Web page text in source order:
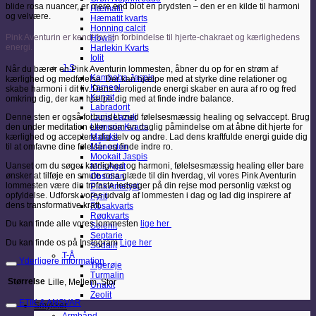
Hæmatit
Hæmatit kvarts
Honning calcit
Howlit
Harlekin Kvarts
Iolit
J-S
Kambaba Jaspis
Karneol
Kunzit
Labradorit
Lapis Lazuli
Lemuria Kvarts
Malakit
Månesten
Mookait Jaspis
Mos Agat
Obsidian
Pink Ametyst
Pyrit
Rosakvarts
Røgkvarts
Selenit
Septarie
Sodalit
T-Å
Tigerøje
Turmalin
Unakit
Zeolit
Smykker
blide rosa nuancer, er mere end blot en prydsten – den er en kilde til harmoni
og velvære.
Pink Aventurin er kendt for sin forbindelse til hjerte-chakraet og kærlighedens
energi.
Når du bærer en Pink Aventurin lommesten, åbner du op for en strøm af
kærlighed og medfølelse. Der kan hjælpe med at styrke dine relationer og
skabe harmoni i dit liv. Dens beroligende energi skaber en aura af ro og fred
omkring dig, der kan hjælpe dig med at finde indre balance.
Denne sten er også forbundet med følelsesmæssig healing og selvaccept. Brug
den under meditation eller som en daglig påmindelse om at åbne dit hjerte for
kærlighed og acceptere dig selv og andre. Lad dens kraftfulde energi guide dig
til at omfavne dine følelser og finde indre ro.
Uanset om du søger kærlighed og harmoni, følelsesmæssig healing eller bare
ønsker at tilføje en smule rosa glæde til din hverdag, vil vores Pink Aventurin
lommesten være din trofaste ledsager på din rejse mod personlig vækst og
opfyldelse. Udforsk vores udvalg af lommesten i dag og lad dig inspirere af
dens transformative kraft.
Du kan finde alle vores lommesten lige her
Du kan finde os på InstagramLige her
Yderligere information
Størrelse Lille, Mellem, Stor
ETIK & ANSVAR